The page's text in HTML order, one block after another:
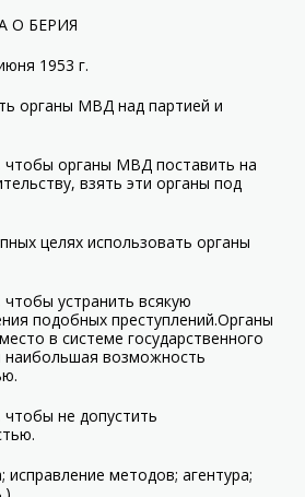
О БЕРИЯ
1953 г.
органы МВД над партией и
чтобы органы МВД поставить на
взять эти органы под
целях использовать органы
устранить всякую
подобных преступлений.Органы
в системе государственного
наибольшая возможность
не допустить
методов; агентура;